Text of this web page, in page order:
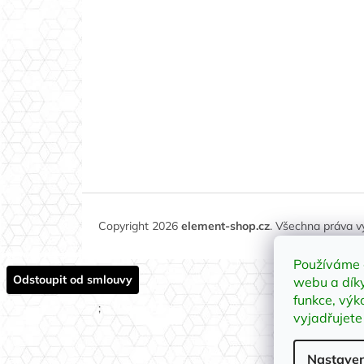
webu a
funkce,
vyjadřujete
Copyright 2026 element-shop.cz. Všechna práva
Odstoupit od smlouvy
;